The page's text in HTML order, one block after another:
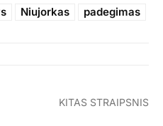
Niujorkas padegimas
KITAS STRAIPSNIS